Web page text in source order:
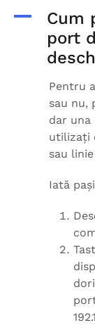
A
Cum
port
Pentru
sau nu,
dar una
utilizați
sau
Iată